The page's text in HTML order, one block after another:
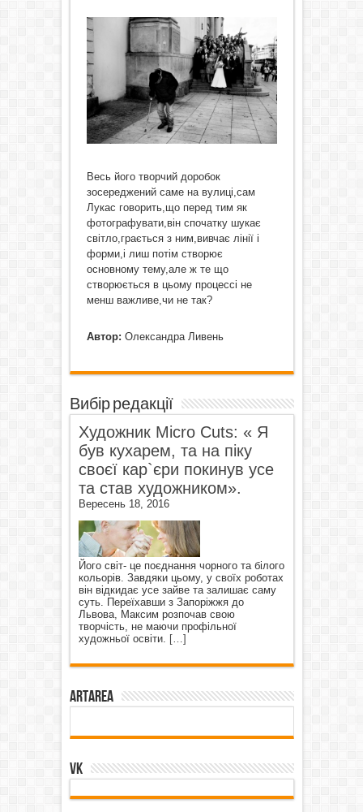
Весь його творчий доробок
зосереджений саме на вулиці,сам
Лукас говорить,що перед тим як
фотографувати,він спочатку шукає
світло,грається з ним,вивчає лінії і
форми,і лиш потім створює
основному тему,але ж те що
створюється в цьому процессі не
менш важливе,чи не так?
Автор: Олександра Ливень
Вибір редакції
Художник Micro Cuts: « Я
був кухарем, та на піку
своєї кар`єри покинув усе
та став художником».
Вересень 18, 2016
Його світ- це поєднання чорного та білого
кольорів. Завдяки цьому, у своїх роботах
він відкидає усе зайве та залишає саму
суть. Переїхавши з Запоріжжя до
Львова, Максим розпочав свою
творчість, не маючи профільної
художньої освіти. […]
ArtArea
VK